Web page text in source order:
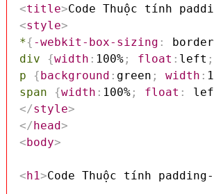
<title>Code Thuộc tính
<style>
*{ -webkit-box-sizing :
div
{width : 100%; float : left ;
p
{background : green ; width :
span
{width : 100%; float :
</style>
</head>
<body>
<h1>Code Thuộc tính